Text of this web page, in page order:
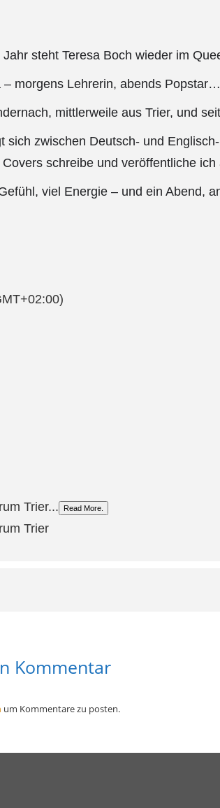
steht Teresa Boch wieder im
– morgens Lehrerin, abends
mittlerweile aus Trier, und
sich zwischen Deutsch- und
schreibe und veröffentliche
viel Energie – und ein Abend,
Trier... Read More.
Trier
Kommentar
um Kommentare zu posten.